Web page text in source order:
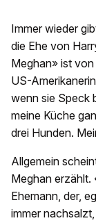
Immer wieder
die Ehe von
Meghan» ist
US-
wenn sie Speck
meine Küche
drei Hunden.
Allgemein
Meghan erzählt.
Ehemann, der,
immer